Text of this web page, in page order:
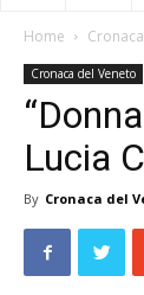
Home
Cronaca del Veneto
Lucia
By Cronaca del